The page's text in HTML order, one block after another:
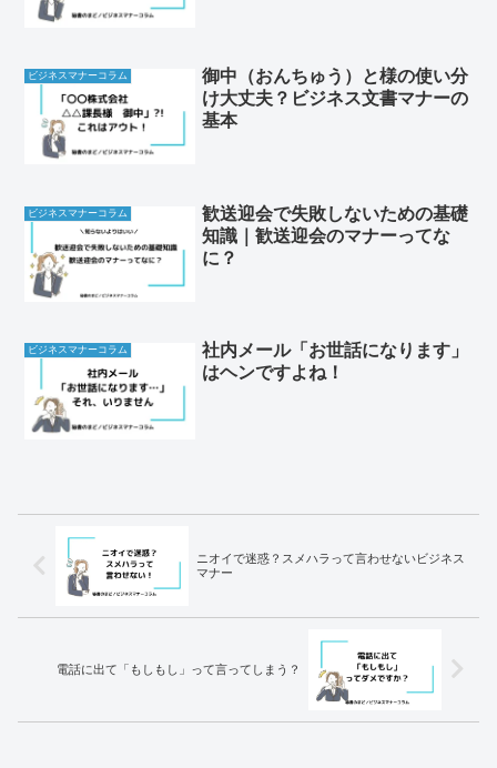
ビジネスマナーコラム
御中（おんちゅう）と様の使い分
け大丈夫？ビジネス文書マナーの
基本
ビジネスマナーコラム
歓送迎会で失敗しないための基礎
知識｜歓送迎会のマナーってな
に？
ビジネスマナーコラム
社内メール「お世話になります」
はヘンですよね！
ニオイで迷惑？スメハラって言わせないビジネス
マナー
電話に出て「もしもし」って言ってしまう？